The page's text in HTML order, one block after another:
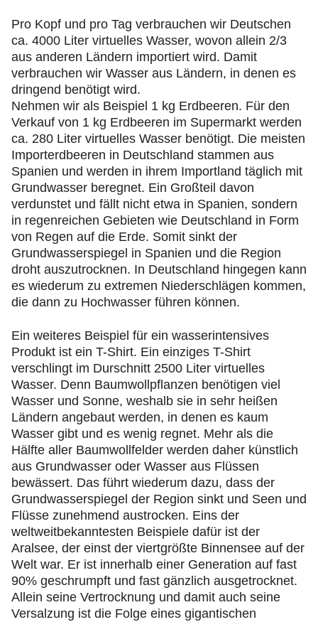
Pro Kopf und pro Tag verbrauchen wir Deutschen
ca. 4000 Liter virtuelles Wasser, wovon allein 2/3
aus anderen Ländern importiert wird. Damit
verbrauchen wir Wasser aus Ländern, in denen es
dringend benötigt wird.
Nehmen wir als Beispiel 1 kg Erdbeeren. Für den
Verkauf von 1 kg Erdbeeren im Supermarkt werden
ca. 280 Liter virtuelles Wasser benötigt. Die meisten
Importerdbeeren in Deutschland stammen aus
Spanien und werden in ihrem Importland täglich mit
Grundwasser beregnet. Ein Großteil davon
verdunstet und fällt nicht etwa in Spanien, sondern
in regenreichen Gebieten wie Deutschland in Form
von Regen auf die Erde. Somit sinkt der
Grundwasserspiegel in Spanien und die Region
droht auszutrocknen. In Deutschland hingegen kann
es wiederum zu extremen Niederschlägen kommen,
die dann zu Hochwasser führen können.
Ein weiteres Beispiel für ein wasserintensives
Produkt ist ein T-Shirt. Ein einziges T-Shirt
verschlingt im Durschnitt 2500 Liter virtuelles
Wasser. Denn Baumwollpflanzen benötigen viel
Wasser und Sonne, weshalb sie in sehr heißen
Ländern angebaut werden, in denen es kaum
Wasser gibt und es wenig regnet. Mehr als die
Hälfte aller Baumwollfelder werden daher künstlich
aus Grundwasser oder Wasser aus Flüssen
bewässert. Das führt wiederum dazu, dass der
Grundwasserspiegel der Region sinkt und Seen und
Flüsse zunehmend austrocken. Eins der
weltweitbekanntesten Beispiele dafür ist der
Aralsee, der einst der viertgrößte Binnensee auf der
Welt war. Er ist innerhalb einer Generation auf fast
90% geschrumpft und fast gänzlich ausgetrocknet.
Allein seine Vertrocknung und damit auch seine
Versalzung ist die Folge eines gigantischen